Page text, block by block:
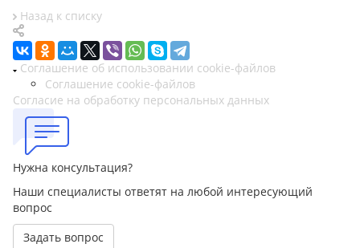
Назад к списку
Соглашение об использовании cookie-файлов
Соглашение cookie-файлов
Согласие на обработку персональных данных
Нужна консультация?
Наши специалисты ответят на любой интересующий
вопрос
Задать вопрос